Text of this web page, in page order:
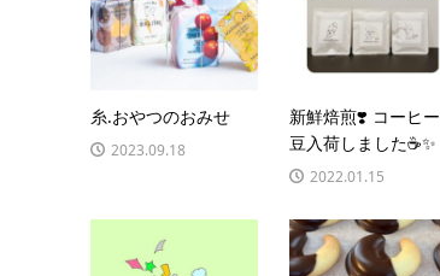
糸.おやつのおみせ
2023.09.18
新鮮焙煎❣️ コーヒー
豆入荷しました☕️✨
2022.01.15